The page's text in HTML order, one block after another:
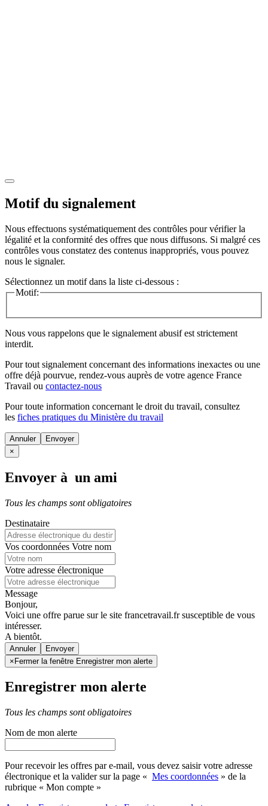
Motif du signalement
Nous effectuons systématiquement des contrôles pour vérifier la
légalité et la conformité des offres que nous diffusons. Si malgré ces
contrôles vous constatez des contenus inappropriés, vous pouvez
nous le signaler.
Sélectionnez un motif dans la liste ci-dessous :
Motif:
Nous vous rappelons que le signalement abusif est strictement
interdit.
Pour tout signalement concernant des informations inexactes ou une
offre déjà pourvue, rendez-vous auprès de votre agence France
Travail ou contactez-nous
Pour toute information concernant le droit du travail, consultez
les fiches pratiques du Ministère du travail
Annuler
×
Envoyer à un ami
Tous les champs sont obligatoires
Destinataire
Vos coordonnées Votre nom
Votre adresse électronique
Message
Bonjour,
Voici une offre parue sur le site francetravail.fr susceptible de vous
intéresser.
A bientôt.
Annuler
×Fermer la fenêtre Enregistrer mon alerte
Enregistrer mon alerte
Tous les champs sont obligatoires
Nom de mon alerte
Pour recevoir les offres par e-mail, vous devez saisir votre adresse
électronique et la valider sur la page « Mes coordonnées » de la
rubrique « Mon compte »